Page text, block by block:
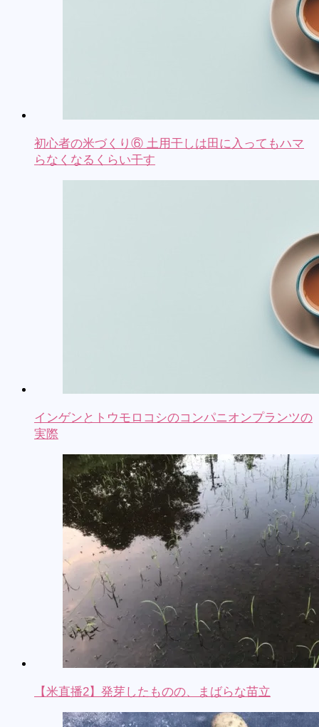
初心者の米づくり⑥ 土用干しは田に入ってもハマ
らなくなるくらい干す
インゲンとトウモロコシのコンパニオンプランツの
実際
【米直播2】発芽したものの、まばらな苗立